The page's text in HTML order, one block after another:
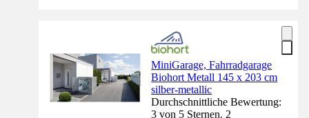
MiniGarage, Fahrradgarage
Biohort Metall 145 x 203 cm
silber-metallic
Durchschnittliche Bewertung:
3 von 5 Sternen. 2